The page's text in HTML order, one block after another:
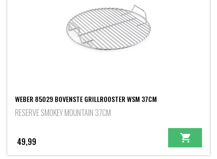
WEBER 85029 BOVENSTE GRILLROOSTER WSM 37CM
RESERVE SMOKEY MOUNTAIN 37CM
49,99